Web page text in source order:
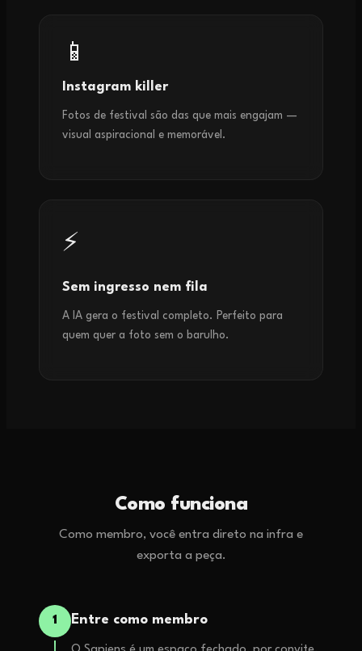
📱
Instagram killer
Fotos de festival são das que mais engajam —
visual aspiracional e memorável.
⚡
Sem ingresso nem fila
A IA gera o festival completo. Perfeito para
quem quer a foto sem o barulho.
Como funciona
Como membro, você entra direto na infra e
exporta a peça.
1 Entre como membro